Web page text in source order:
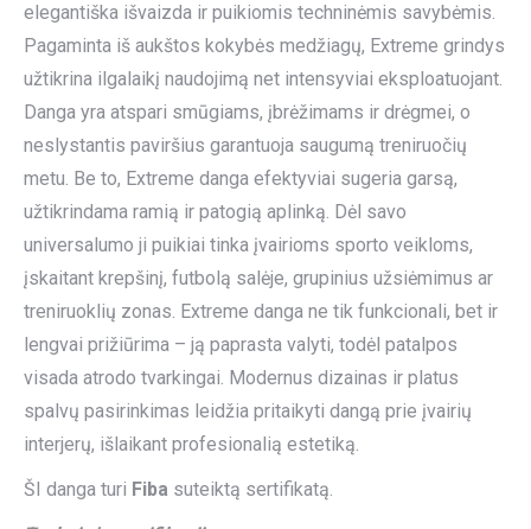
elegantiška išvaizda ir puikiomis techninėmis savybėmis.
Pagaminta iš aukštos kokybės medžiagų, Extreme grindys
užtikrina ilgalaikį naudojimą net intensyviai eksploatuojant.
Danga yra atspari smūgiams, įbrėžimams ir drėgmei, o
neslystantis paviršius garantuoja saugumą treniruočių
metu. Be to, Extreme danga efektyviai sugeria garsą,
užtikrindama ramią ir patogią aplinką. Dėl savo
universalumo ji puikiai tinka įvairioms sporto veikloms,
įskaitant krepšinį, futbolą salėje, grupinius užsiėmimus ar
treniruoklių zonas. Extreme danga ne tik funkcionali, bet ir
lengvai prižiūrima – ją paprasta valyti, todėl patalpos
visada atrodo tvarkingai. Modernus dizainas ir platus
spalvų pasirinkimas leidžia pritaikyti dangą prie įvairių
interjerų, išlaikant profesionalią estetiką.
ŠI danga turi Fiba suteiktą sertifikatą.